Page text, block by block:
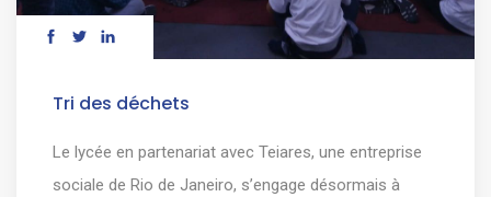
Tri des déchets
Le lycée en partenariat avec Teiares, une entreprise
sociale de Rio de Janeiro, s’engage désormais à